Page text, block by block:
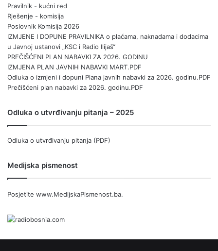
Pravilnik - kućni red
Rješenje - komisija
Poslovnik Komisija 2026
IZMJENE I DOPUNE PRAVILNIKA o plaćama, naknadama i dodacima
u Javnoj ustanovi „KSC i Radio Ilijaš“
PREČIŠĆENI PLAN NABAVKI ZA 2026. GODINU
IZMJENA PLAN JAVNIH NABAVKI MART.PDF
Odluka o izmjeni i dopuni Plana javnih nabavki za 2026. godinu.PDF
Prečišćeni plan nabavki za 2026. godinu.PDF
Odluka o utvrđivanju pitanja – 2025
Odluka o utvrđivanju pitanja (PDF)
Medijska pismenost
Posjetite www.MedijskaPismenost.ba.